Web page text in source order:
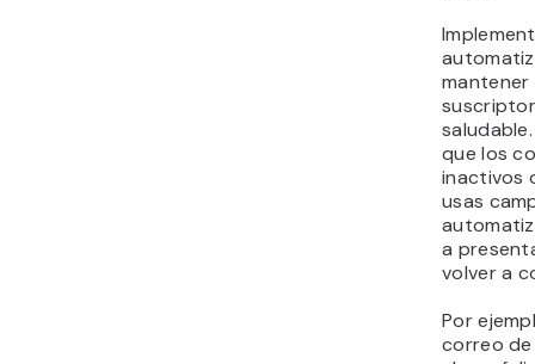
mantener
que los
inactivos
usas
a
volver a
Por
correo